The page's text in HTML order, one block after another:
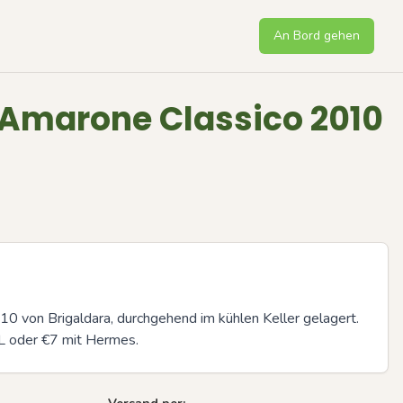
An Bord gehen
Classico 2010
von Brigaldara, durchgehend im kühlen Keller gelagert.
oder €7 mit Hermes.